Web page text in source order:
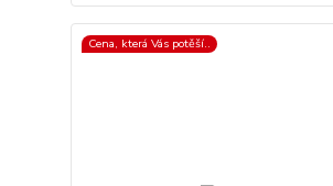
Cena, která Vás potěší..